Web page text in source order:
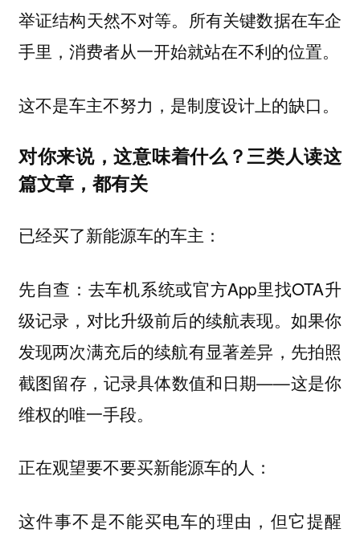
举证结构天然不对等。所有关键数据在车企
手里，消费者从一开始就站在不利的位置。
这不是车主不努力，是制度设计上的缺口。
对你来说，这意味着什么？三类人读这
篇文章，都有关
已经买了新能源车的车主：
先自查：去车机系统或官方App里找OTA升
级记录，对比升级前后的续航表现。如果你
发现两次满充后的续航有显著差异，先拍照
截图留存，记录具体数值和日期——这是你
维权的唯一手段。
正在观望要不要买新能源车的人：
这件事不是不能买电车的理由，但它提醒